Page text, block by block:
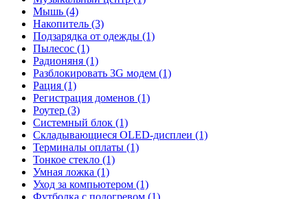
Мышь (4)
Накопитель (3)
Подзарядка от одежды (1)
Пылесос (1)
Радионяня (1)
Разблокировать 3G модем (1)
Рация (1)
Регистрация доменов (1)
Роутер (3)
Системный блок (1)
Складывающиеся OLED-дисплеи (1)
Терминалы оплаты (1)
Тонкое стекло (1)
Умная ложка (1)
Уход за компьютером (1)